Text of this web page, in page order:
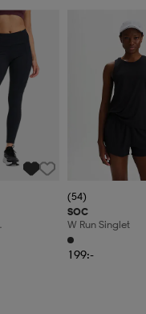
(54)
SOC
W Run Singlet
199:-